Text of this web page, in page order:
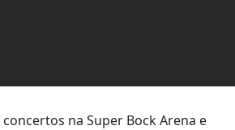
na Super Bock Arena e